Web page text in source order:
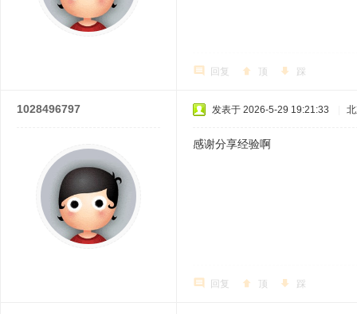
回复 顶 踩
1028496797 发表于 2026-5-29 19:21:33
感谢分享经验啊
回复 顶 踩